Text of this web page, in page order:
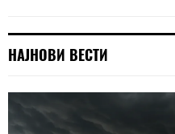
НАЈНОВИ ВЕСТИ